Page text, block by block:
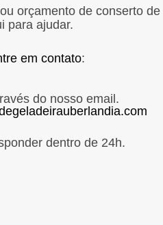
orçamento de conserto de
para ajudar.
em contato:
do nosso email.
dentro de 24h.